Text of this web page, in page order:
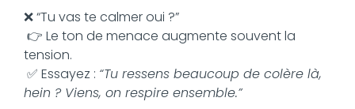
❌ “Tu vas te calmer oui ?”
👉 Le ton de menace augmente souvent la
tension.
✅ Essayez : “Tu ressens beaucoup de colère là,
hein ? Viens, on respire ensemble.”